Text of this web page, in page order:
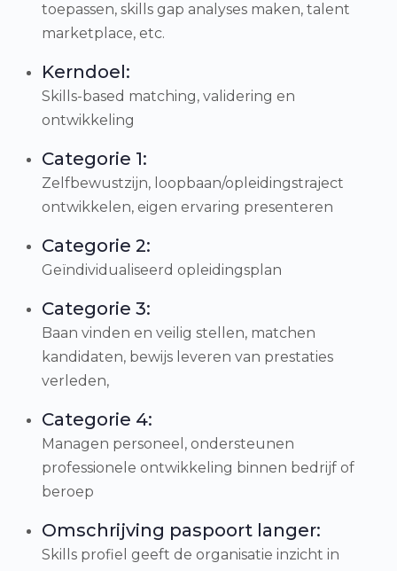
toepassen, skills gap analyses maken, talent
marketplace, etc.
Kerndoel:
Skills-based matching, validering en
ontwikkeling
Categorie 1:
Zelfbewustzijn, loopbaan/opleidingstraject
ontwikkelen, eigen ervaring presenteren
Categorie 2:
Geïndividualiseerd opleidingsplan
Categorie 3:
Baan vinden en veilig stellen, matchen
kandidaten, bewijs leveren van prestaties
verleden,
Categorie 4:
Managen personeel, ondersteunen
professionele ontwikkeling binnen bedrijf of
beroep
Omschrijving paspoort langer:
Skills profiel geeft de organisatie inzicht in